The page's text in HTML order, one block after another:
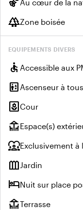
Au cœur de la
forestZone boisée
EQUIPEMENTS DIVERS
accessible Accessible aux
elevator Ascenseur à
yardCour
deckEspace(s)
diversity_1Exclusivement à
outdoor_gardenJardin
hotelNuit sur place
deckTerrasse